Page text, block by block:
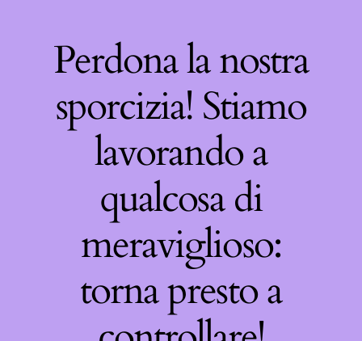
Perdona la nostra
sporcizia! Stiamo
lavorando a
qualcosa di
meraviglioso:
torna presto a